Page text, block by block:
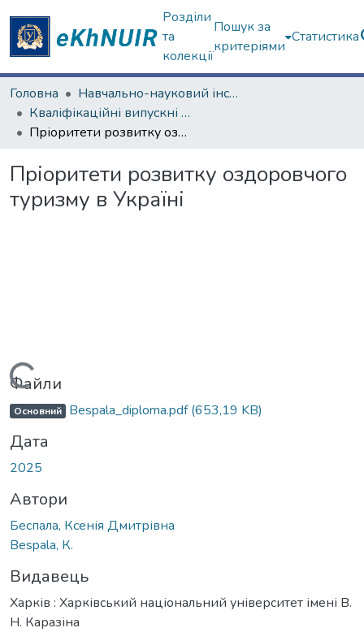
Розділи
та
колекції
Пошук за
критеріями
Статистика
Головна
Навчально-науковий інститут "Каразінський інститут міжнародних відносин та туристичного бізнесу"
Кваліфікаційні випускні роботи бакалаврів. Навчально-науковий інститут "Каразінський інститут міжнародних відносин та туристичного бізнесу"
Пріоритети розвитку оздоровчого туризму в Україні
Пріоритети розвитку оздоровчого
туризму в Україні
Вантажиться...
Файли
Основний Bespala_diploma.pdf(653,19 KB)
Дата
2025
Автори
Беспала, Ксенія Дмитрівна
Bespala, К.
Видавець
Харків : Харківський національний університет імені В.
Н. Каразіна